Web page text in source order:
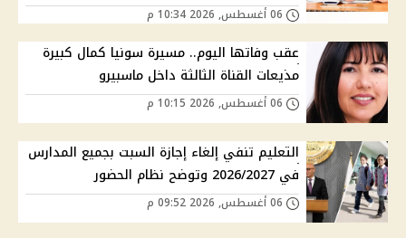
عقب وفاتها اليوم.. مسيرة سونيا كمال كبيرة
مذيعات القناة الثالثة داخل ماسبيرو
التعليم تنفي إلغاء إجازة السبت بجميع المدارس
في 2026/2027 وتوضح نظام الحضور